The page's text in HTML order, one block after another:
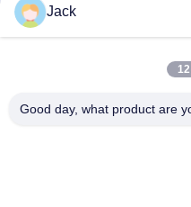
Jack
Good day, what product are